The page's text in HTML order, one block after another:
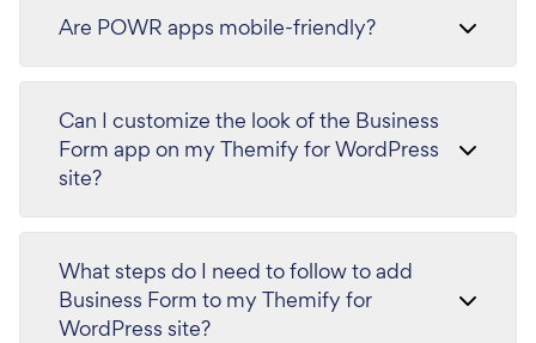
Are POWR apps mobile-friendly?
Can I customize the look of the Business
Form app on my Themify for WordPress
site?
What steps do I need to follow to add
Business Form to my Themify for
WordPress site?